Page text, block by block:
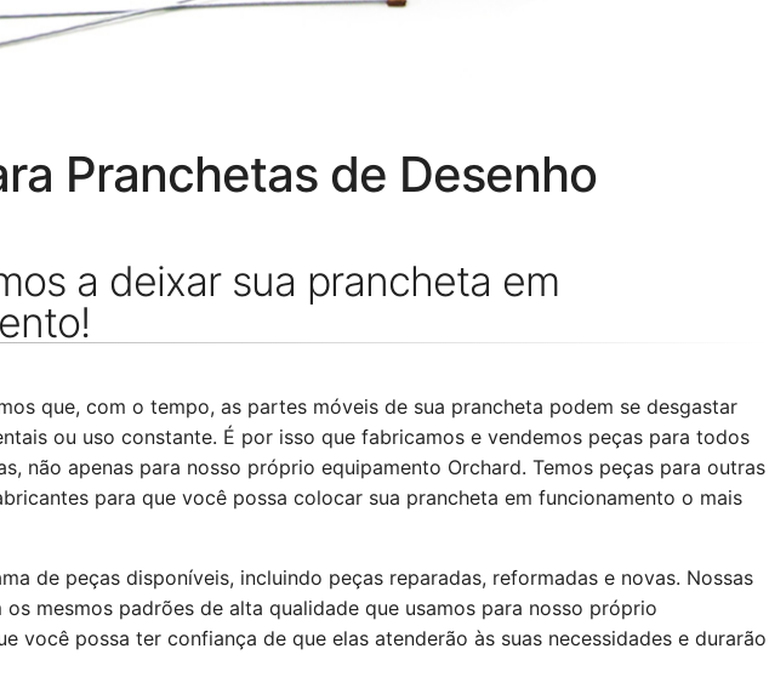
Pranchetas de Desenho
a deixar sua prancheta em
que, com o tempo, as partes móveis de sua prancheta podem se desgastar
ou uso constante. É por isso que fabricamos e vendemos peças para todos
não apenas para nosso próprio equipamento Orchard. Temos peças para outras
para que você possa colocar sua prancheta em funcionamento o mais
de peças disponíveis, incluindo peças reparadas, reformadas e novas. Nossas
mesmos padrões de alta qualidade que usamos para nosso próprio
você possa ter confiança de que elas atenderão às suas necessidades e durarão